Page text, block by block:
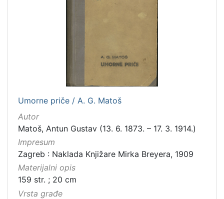
Umorne priče / A. G. Matoš
Autor
Matoš, Antun Gustav (13. 6. 1873. – 17. 3. 1914.)
Impresum
Zagreb : Naklada Knjižare Mirka Breyera, 1909
Materijalni opis
159 str. ; 20 cm
Vrsta građe